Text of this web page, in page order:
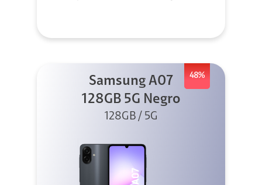
48%
Samsung A07
128GB 5G Negro
128GB / 5G